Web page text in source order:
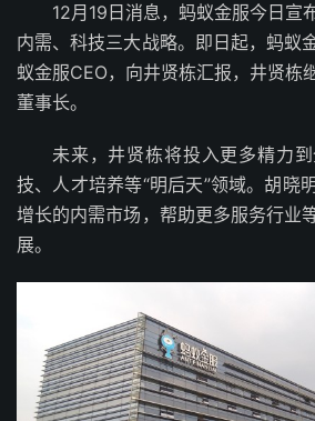
12月19日消息，蚂蚁金服今日宣
内需、科技三大战略。即日起，蚂蚁
蚁金服CEO，向井贤栋汇报，井贤栋
董事长。
未来，井贤栋将投入更多精力
技、人才培养等“明后天”领域。胡晓
增长的内需市场，帮助更多服务行业
展。